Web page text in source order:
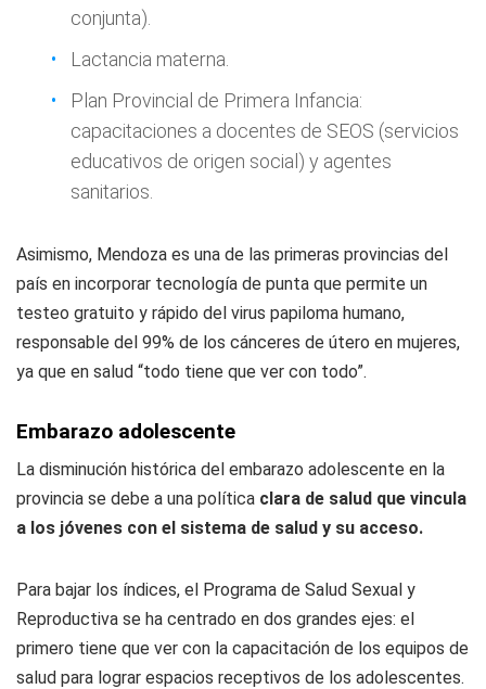
conjunta).
Lactancia materna.
Plan Provincial de Primera Infancia:
capacitaciones a docentes de SEOS (servicios
educativos de origen social) y agentes
sanitarios.
Asimismo, Mendoza es una de las primeras provincias del
país en incorporar tecnología de punta que permite un
testeo gratuito y rápido del virus papiloma humano,
responsable del 99% de los cánceres de útero en mujeres,
ya que en salud “todo tiene que ver con todo”.
Embarazo adolescente
La disminución histórica del embarazo adolescente en la
provincia se debe a una política clara de salud que vincula
a los jóvenes con el sistema de salud y su acceso.
Para bajar los índices, el Programa de Salud Sexual y
Reproductiva se ha centrado en dos grandes ejes: el
primero tiene que ver con la capacitación de los equipos de
salud para lograr espacios receptivos de los adolescentes.